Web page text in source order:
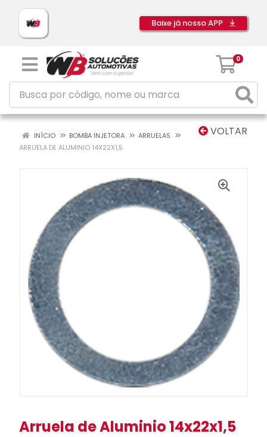
Baixe já nosso APP
0
VOLTAR
INÍCIO BOMBA INJETORA
ARRUELAS
ARRUELA DE ALUMINIO 14X22X1,5
Arruela de Aluminio 14x22x1,5